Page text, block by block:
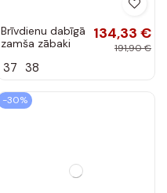
Brīvdienu dabīgā
zamša zābaki
Zazoo 314
134,33 €
191,90 €
37 38
-30%